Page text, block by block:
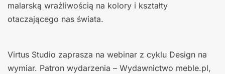
malarską wrażliwością na kolory i kształty
otaczającego nas świata.
Virtus Studio zaprasza na webinar z cyklu Design na
wymiar. Patron wydarzenia – Wydawnictwo meble.pl,